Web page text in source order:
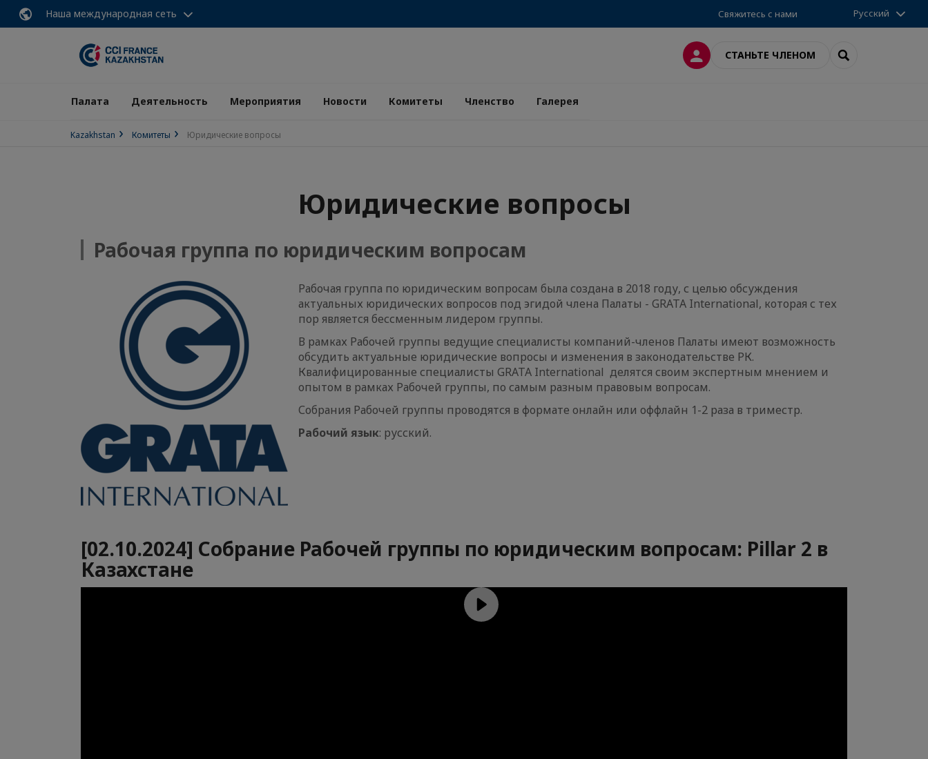
Наша международная сеть Свяжитесь с нами Русский
ВХОД СТАНЬТЕ ЧЛЕНОМ SEARCH
Палата Деятельность Мероприятия Новости Комитеты Членство Галерея
Kazakhstan Комитеты Юридические вопросы
Юридические вопросы
Рабочая группа по юридическим вопросам
Рабочая группа по юридическим вопросам была создана в 2018 году, с целью обсуждения
актуальных юридических вопросов под эгидой члена Палаты - GRATA International, которая с тех
пор является бессменным лидером группы.
В рамках Рабочей группы ведущие специалисты компаний-членов Палаты имеют возможность
обсудить актуальные юридические вопросы и изменения в законодательстве РК.
Квалифицированные специалисты GRATA International делятся своим экспертным мнением и
опытом в рамках Рабочей группы, по самым разным правовым вопросам.
Собрания Рабочей группы проводятся в формате онлайн или оффлайн 1-2 раза в триместр.
Рабочий язык: русский.
[02.10.2024] Собрание Рабочей группы по юридическим вопросам: Pillar 2 в
Казахстане